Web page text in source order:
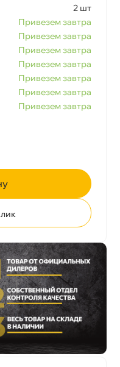
2 шт
Привезем завтра
Привезем завтра
Привезем завтра
Привезем завтра
Привезем завтра
Привезем завтра
Привезем завтра